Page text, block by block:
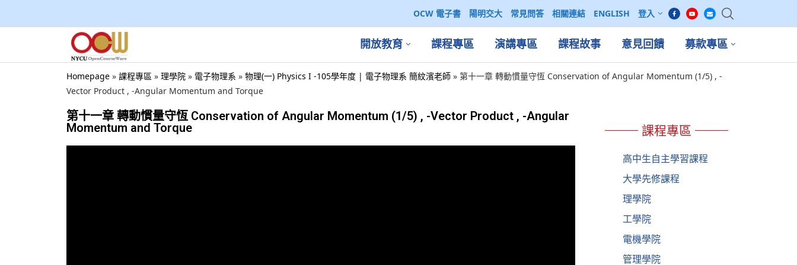
OCW 電子書 陽明交大 常見問答 相關連結 ENGLISH 登入
開放教育 課程專區 演講專區 課程故事 意見回饋 募款專區
Homepage » 課程專區 » 理學院 » 電子物理系 » 物理(一) Physics I -105學年度 | 電子物理系 簡紋濱老師 » 第十一章 轉動慣量守恆 Conservation of Angular Momentum (1/5) , -
Vector Product , -Angular Momentum and Torque
第十一章 轉動慣量守恆 Conservation of Angular Momentum (1/5) , -Vector Product , -Angular
Momentum and Torque
課程專區
高中生自主學習課程
大學先修課程
理學院
工學院
電機學院
管理學院